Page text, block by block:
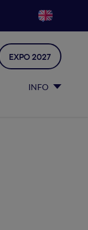
INFO
EXPO 2027